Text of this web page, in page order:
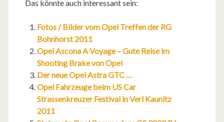
Das könnte auch interessant sein:
Fotos / Bilder vom Opel Treffen der RG
Bohnhorst 2011
Opel Ascona A Voyage – Gute Reise im
Shooting Brake von Opel
Der neue Opel Astra GTC …
Opel Fahrzeuge beim US Car
Strassenkreuzer Festival in Verl Kaunitz
2011